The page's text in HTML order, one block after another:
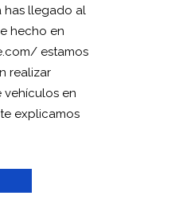
has llegado al
hecho en
estamos
realizar
vehículos en
explicamos